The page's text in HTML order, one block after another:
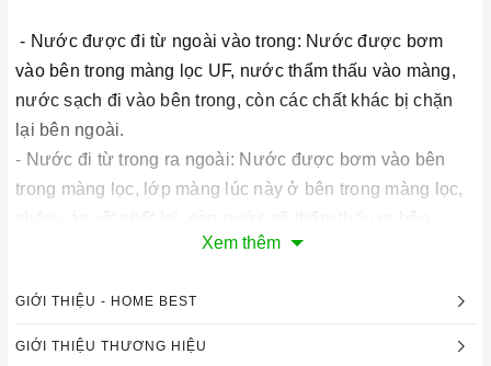
- Nước được đi từ ngoài vào trong: Nước được bơm
vào bên trong màng lọc UF, nước thẩm thấu vào màng,
nước sạch đi vào bên trong, còn các chất khác bị chặn
lại bên ngoài.
- Nước đi từ trong ra ngoài: Nước được bơm vào bên
trong màng lọc, lớp màng lúc này ở bên trong màng lọc,
Cấu tạo của màng siêu lọc UF:
Xem thêm
GIỚI THIỆU - HOME BEST
GIỚI THIỆU THƯƠNG HIỆU